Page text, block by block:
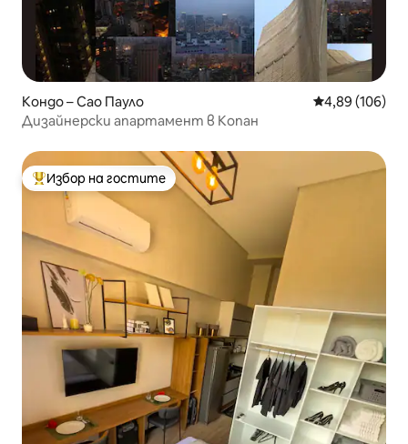
Кондо – Сао Пауло Средна
4,89 (106)
Дизайнерски апартамент в Копан
Най-популярен избор на гостите
Избор на гостите